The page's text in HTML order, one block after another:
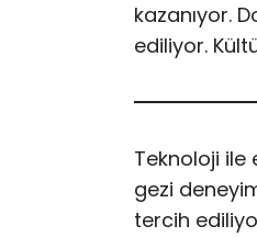
kazanıyor.
ediliyor.
Teknoloji
gezi
tercih